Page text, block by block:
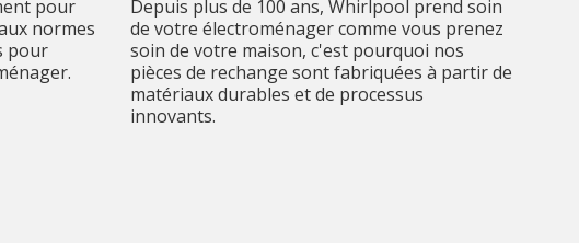
pour
normes
pour
Depuis plus de 100 ans, Whirlpool prend soin
de votre électroménager comme vous prenez
soin de votre maison, c'est pourquoi nos
pièces de rechange sont fabriquées à partir de
matériaux durables et de processus
innovants.